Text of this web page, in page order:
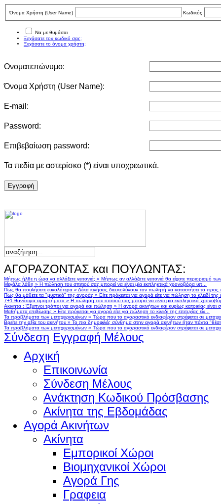
Όνομα Χρήστη (User Νame) Κωδικός
Να με θυμάσαι
Ξεχάσατε τον κωδικό σας;
Ξεχάσατε το όνομα χρήστη;
Ονοματεπώνυμο:
Όνομα Χρήστη (User Νame):
E-mail:
Password:
Επιβεβαίωση password:
Τα πεδία με αστερίσκο (*) είναι υποχρεωτικά.
Eγγραφή
ΑΓΟΡΑΖΟΝΤΑΣ και ΠΟΥΛΩΝΤΑΣ:
Μήπως ήλθε η ώρα να αλλάξετε γειτονιά; » Μήπως αν αλλάζατε γειτονιά θα είχατε περιορισμό
Μεγάλα λάθη » Η πώληση του σπιτιού σας μπορεί να είναι μία εκπληκτικά χρονοβόρα υπ...
Πως θα πουλήσετε ευκολότερα » Δέκα κινήσεις διευκολύνουν τον πωλητή να καταστήσει το
Πως θα μάθετε τα "μυστικά" της αγοράς » Είτε πρόκειται για αγορά είτε για πώληση το κλειδί της
7+1 θανάσιμα αμαρτήματα » Η πώληση του σπιτιού σας μπορεί να είναι μία εκπληκτικά
Ακινητα : Έξυπνοι τρόποι για αγορά και πώληση » Η αγορά ακινήτων και κυρίως κατοικίας
Μαθήματα επιβίωσης » Είτε πρόκειται για αγορά είτε για πώληση το κλειδί της επιτυχίας είν...
Τα προβλήματα των μεταχειρισμένων » Τώρα που το αγοραστικό ενδιαφέρον στρέφεται σε
Βρείτε την αξία του ακινήτου » Το πιο δημοφιλές σύνθημα στην αγορά ακινήτων ήταν πάντα
Τα προβλήματα των μεταχειρισμένων » Τώρα που το αγοραστικό ενδιαφέρον στρέφεται σε
Σύνδεση Εγγραφή Μέλους
Αρχική
Επικοινωνία
Σύνδεση Μέλους
Ανάκτηση Κωδικού Πρόσβασης
Ακίνητα της Εβδομάδας
Αγορά Ακινήτων
Ακίνητα
Εμπορικοί Χώροι
Βιομηχανικοί Χώροι
Αγορά Γης
Γραφεια